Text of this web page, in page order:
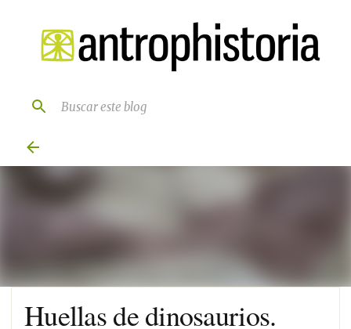
Ir al contenido principal
Huellas de dinosaurios.